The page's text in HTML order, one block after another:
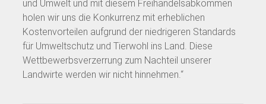
und Umwelt und mit diesem Freihandelsabkommen
holen wir uns die Konkurrenz mit erheblichen
Kostenvorteilen aufgrund der niedrigeren Standards
für Umweltschutz und Tierwohl ins Land. Diese
Wettbewerbsverzerrung zum Nachteil unserer
Landwirte werden wir nicht hinnehmen.“